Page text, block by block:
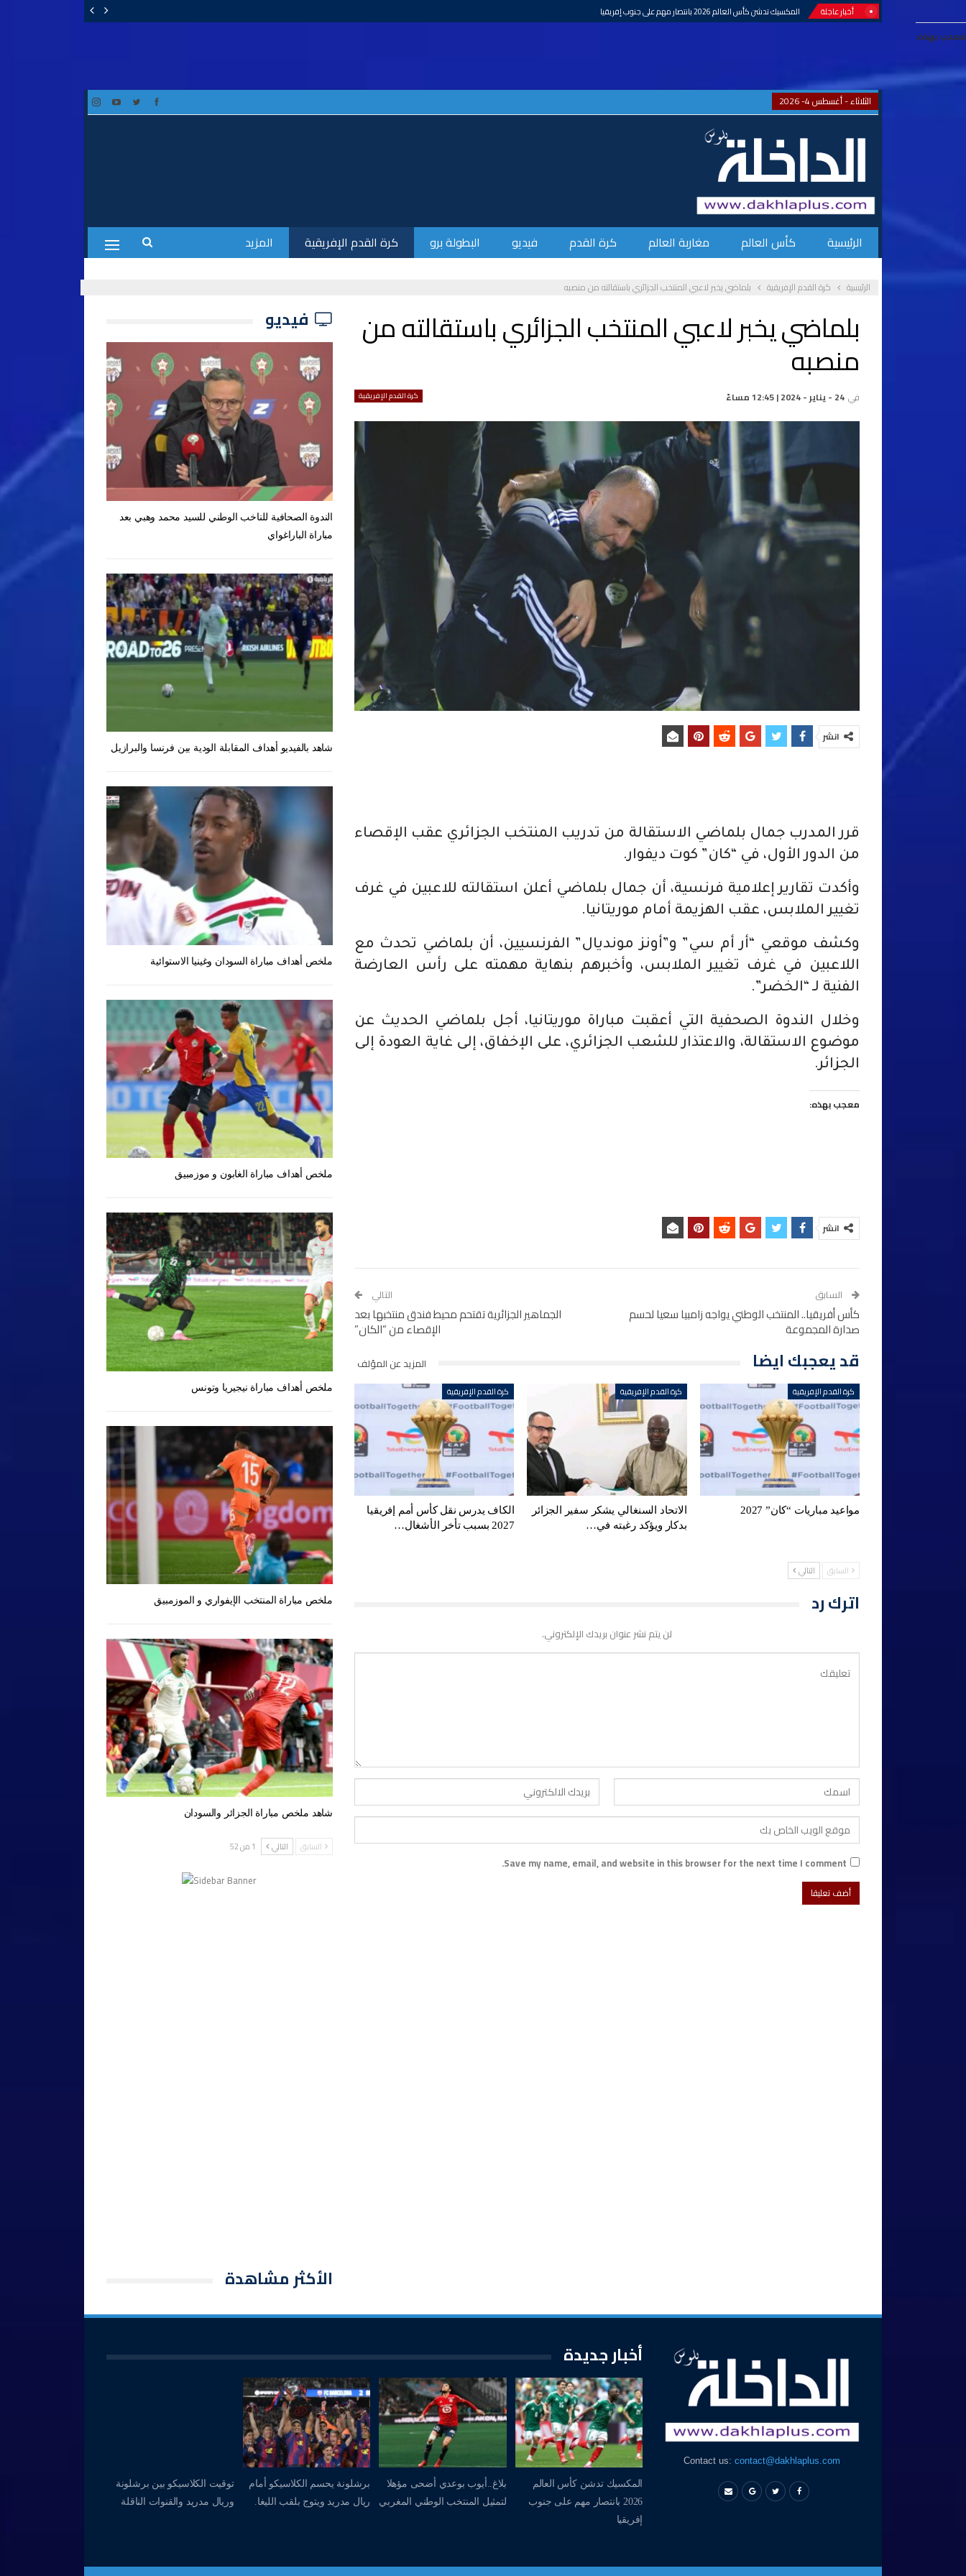
أخبار عاجلة المكسيك تدشن كأس العالم 2026 بانتصار مهم على جنوب إفريقيا
معجب بهذه:
الثلاثاء - أغسطس 4- 2026
الرئيسية كأس العالم مغاربة العالم كرة القدم فيديو البطولة برو كرة القدم الإفريقية المزيد
الرئيسية كرة القدم الإفريقية بلماضي يخبر لاعبي المنتخب الجزائري باستقالته من منصبه
بلماضي يخبر لاعبي المنتخب الجزائري باستقالته من
منصبه
كرة القدم الإفريقية في 24 - يناير - 2024 | 12:45 مساءً
انشر
قرر المدرب جمال بلماضي الاستقالة من تدريب المنتخب الجزائري عقب الإقصاء
من الدور الأول، في “كان” كوت ديفوار.
وأكدت تقارير إعلامية فرنسية، أن جمال بلماضي أعلن استقالته للاعبين في غرف
تغيير الملابس، عقب الهزيمة أمام موريتانيا.
وكشف موقعي “أر أم سي” و”أونز مونديال” الفرنسيين، أن بلماضي تحدث مع
اللاعبين في غرف تغيير الملابس، وأخبرهم بنهاية مهمته على رأس العارضة
الفنية لـ “الخضر”.
وخلال الندوة الصحفية التي أعقبت مباراة موريتانيا، أجل بلماضي الحديث عن
موضوع الاستقالة، والاعتذار للشعب الجزائري، على الإخفاق، إلى غاية العودة إلى
الجزائر.
معجب بهذه:
انشر
السابق
كأس أفريقيا.. المنتخب الوطني يواجه زامبيا سعيا لحسم
صدارة المجموعة
التالي
الجماهير الجزائرية تقتحم محيط فندق منتخبها بعد
الإقصاء من “الكان”
قد يعجبك ايضا المزيد عن المؤلف
كرة القدم الإفريقية
مواعيد مباريات “كان” 2027
كرة القدم الإفريقية
الاتحاد السنغالي يشكر سفير الجزائر
بدكار ويؤكد رغبته في…
كرة القدم الإفريقية
الكاف يدرس نقل كأس أمم إفريقيا
2027 بسبب تأخر الأشغال…
السابق التالي
اترك رد
لن يتم نشر عنوان بريدك الإلكتروني.
Save my name, email, and website in this browser for the next time I comment.
فيديو
الندوة الصحافية للناخب الوطني للسيد محمد وهبي بعد
مباراة الباراغواي
شاهد بالفيديو أهداف المقابلة الودية بين فرنسا والبرازيل
ملخص أهداف مباراة السودان وغينيا الاستوائية
ملخص أهداف مباراة الغابون و موزمبيق
ملخص أهداف مباراة نيجيريا وتونس
ملخص مباراة المنتخب الإيفواري و الموزمبيق
شاهد ملخص مباراة الجزائر والسودان
السابق التالي 1 من 52
الأكثر مشاهدة
Contact us:contact@dakhlaplus.com
أخبار جديدة
المكسيك تدشن كأس العالم
2026 بانتصار مهم على جنوب
إفريقيا
بلاغ..أيوب بوعدي أضحى مؤهلا
لتمثيل المنتخب الوطني المغربي
برشلونة يحسم الكلاسيكو أمام
ريال مدريد ويتوج بلقب الليغا.
توقيت الكلاسيكو بين برشلونة
وريال مدريد والقنوات الناقلة